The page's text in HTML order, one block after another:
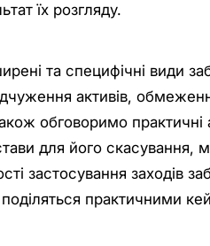
їх розгляду.
та специфічні види
активів,
обговоримо практичні
для його скасування,
застосування заходів
практичними